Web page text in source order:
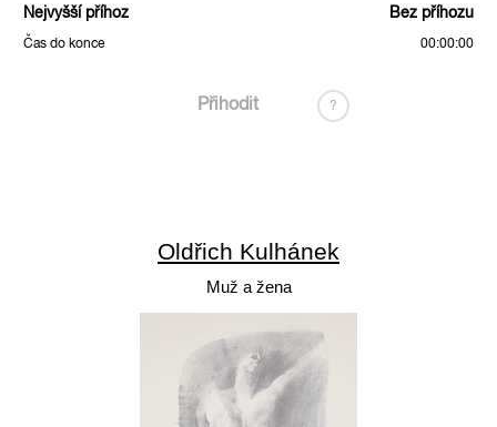
Nejvyšší příhoz Bez příhozu
Čas do konce 00:00:00
Přihodit ?
Oldřich Kulhánek
Muž a žena